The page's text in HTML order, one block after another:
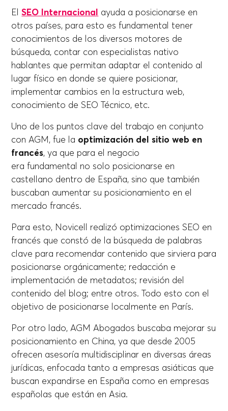
ElSEO Internacional ayuda a posicionarse en
otros países, para esto es fundamental tener
conocimientos de los diversos motores de
búsqueda, contar con especialistas nativo
hablantes que permitan adaptar el contenido al
lugar físico en donde se quiere posicionar,
implementar cambios en la estructura web,
conocimiento de SEO Técnico, etc.
Uno de los puntos clave del trabajo en conjunto
con AGM, fue la optimización del sitio web en
francés, ya que para el negocio
era fundamental no solo posicionarse en
castellano dentro de España, sino que también
buscaban aumentar su posicionamiento en el
mercado francés.
Para esto, Novicell realizó optimizaciones SEO en
francés que constó de la búsqueda de palabras
clave para recomendar contenido que sirviera para
posicionarse orgánicamente; redacción e
implementación de metadatos; revisión del
contenido del blog; entre otros. Todo esto con el
objetivo de posicionarse localmente en París.
Por otro lado, AGM Abogados buscaba mejorar su
posicionamiento en China, ya que desde 2005
ofrecen asesoría multidisciplinar en diversas áreas
jurídicas, enfocada tanto a empresas asiáticas que
buscan expandirse en España como en empresas
españolas que están en Asia.